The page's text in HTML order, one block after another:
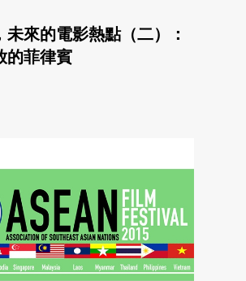
未來的電影熱點（二）：
的菲律賓